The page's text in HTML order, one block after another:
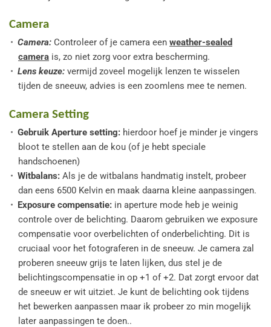
Camera
Camera: Controleer of je camera een weather-sealed
camera is, zo niet zorg voor extra bescherming.
Lens keuze: vermijd zoveel mogelijk lenzen te wisselen
tijden de sneeuw, advies is een zoomlens mee te nemen.
Camera Setting
Gebruik Aperture setting: hierdoor hoef je minder je vingers
bloot te stellen aan de kou (of je hebt speciale
handschoenen)
Witbalans: Als je de witbalans handmatig instelt, probeer
dan eens 6500 Kelvin en maak daarna kleine aanpassingen.
Exposure compensatie: in aperture mode heb je weinig
controle over de belichting. Daarom gebruiken we exposure
compensatie voor overbelichten of onderbelichting. Dit is
cruciaal voor het fotograferen in de sneeuw. Je camera zal
proberen sneeuw grijs te laten lijken, dus stel je de
belichtingscompensatie in op +1 of +2. Dat zorgt ervoor dat
de sneeuw er wit uitziet. Je kunt de belichting ook tijdens
het bewerken aanpassen maar ik probeer zo min mogelijk
later aanpassingen te doen..